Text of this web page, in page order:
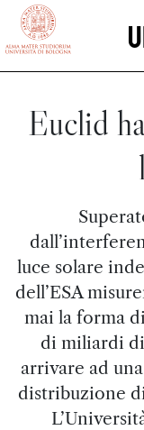
vai al contenuto della
Euclid
luce solare
dell’ESA
mai la forma
di miliardi
arrivare ad
distribuzione